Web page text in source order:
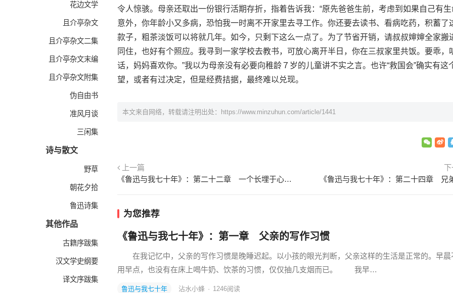
花边文学
且介亭杂文
且介亭杂文二集
且介亭杂文末编
且介亭杂文附集
伪自由书
准风月谈
三闲集
诗与散文
野草
朝花夕拾
鲁迅诗集
其他作品
古籍序跋集
汉文学史纲要
译文序跋集
令人惊骇。母亲还取出一份银行活期存折，指着告诉我：“原先爸爸生前，考虑到如果自己有生
意外，你年龄小又多病，恐怕我一时离不开家里去寻工作。你还要去读书、看病吃药，积蓄了
款子，粗茶淡饭可以将就几年。如今，只剩下这么一点了。为了节省开销，请叔叔婶婶全家搬
同住，也好有个照应。我寻到一家学校去教书，可放心离开半日，你在三叔家里共饭。要乖，
话，妈妈喜欢你。”我以为母亲没有必要向稚龄７岁的儿童讲不实之言。也许“救国会”确实有这
望，或者有过决定，但是经费拮据，最终难以兑现。
本文来自网络，转载请注明出处： https://www.minzuhun.com/article/1441
上一篇
《鲁迅与我七十年》：第二十二章 一个长埋于心底的谜
《鲁迅与我七十年》：第二十四章 兄
为您推荐
《鲁迅与我七十年》：第一章 父亲的写作习惯
在我记忆中，父亲的写作习惯是晚睡迟起。以小孩的眼光判断，父亲这样的生活是正常的。早晨
用早点，也没有在床上喝牛奶、饮茶的习惯，仅仅抽几支烟而已。 我早…
鲁迅与我七十年 沾水小蜂 · 1246阅读